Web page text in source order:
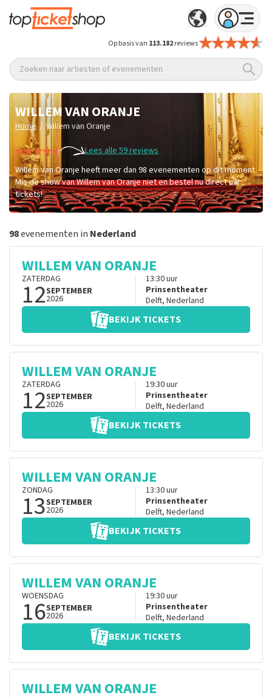
Op basis van 113.182reviews
Zoeken naar artiesten of evenementen
WILLEM VAN ORANJE
Home / Willem van Oranje
Lees alle 59 reviews
Willem van Oranje heeft meer dan 98 evenementen op dit moment.
Mis de show van Willem van Oranje niet en bestel nu direct uw
tickets!
98evenementen in Nederland
WILLEM VAN ORANJE
ZATERDAG
12SEPTEMBER
2026
13:30uur
Prinsentheater
Delft, Nederland
BEKIJK TICKETS
WILLEM VAN ORANJE
ZATERDAG
12SEPTEMBER
2026
19:30uur
Prinsentheater
Delft, Nederland
BEKIJK TICKETS
WILLEM VAN ORANJE
ZONDAG
13SEPTEMBER
2026
13:30uur
Prinsentheater
Delft, Nederland
BEKIJK TICKETS
WILLEM VAN ORANJE
WOENSDAG
16SEPTEMBER
2026
19:30uur
Prinsentheater
Delft, Nederland
BEKIJK TICKETS
WILLEM VAN ORANJE